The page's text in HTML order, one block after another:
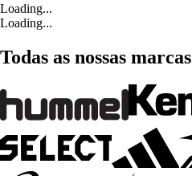
Loading...
Loading...
Todas as nossas marcas